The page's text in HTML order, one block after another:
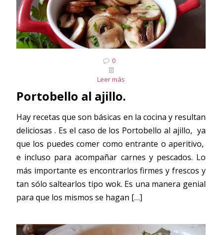
0
Leer más
Portobello al ajillo.
Hay recetas que son básicas en la cocina y resultan
deliciosas . Es el caso de los Portobello al ajillo, ya
que los puedes comer como entrante o aperitivo,
e incluso para acompañar carnes y pescados. Lo
más importante es encontrarlos firmes y frescos y
tan sólo saltearlos tipo wok. Es una manera genial
para que los mismos se hagan […]